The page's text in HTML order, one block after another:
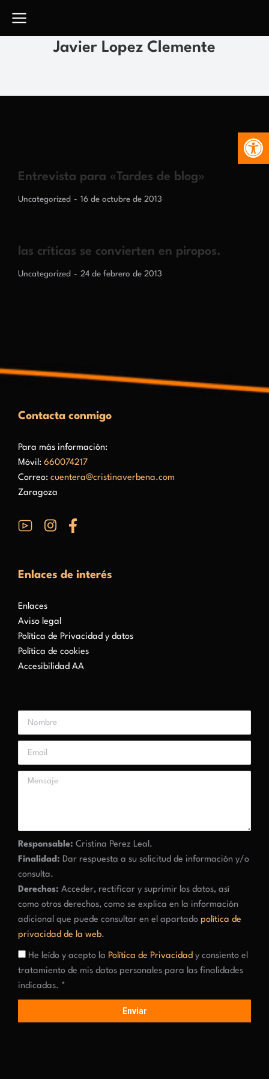
Javier Lopez Clemente
Entrevista para «Tardes de blog»
Uncategorized 16 de octubre de 2013
las críticas se convierten en piropos.
Uncategorized 24 de febrero de 2013
Contacta conmigo
Para más información:
Móvil: 660074217
Correo: cuentera@cristinaverbena.com
Zaragoza
Enlaces de interés
Enlaces
Aviso legal
Política de Privacidad y datos
Política de cookies
Accesibilidad AA
Responsable: Cristina Perez Leal.
Finalidad: Dar respuesta a su solicitud de información y/o
consulta.
Derechos: Acceder, rectificar y suprimir los datos, así
como otros derechos, como se explica en la información
adicional que puede consultar en el apartado política de
privacidad de la web.
He leído y acepto la Política de Privacidad y consiento el
tratamiento de mis datos personales para las finalidades
indicadas. *
Enviar